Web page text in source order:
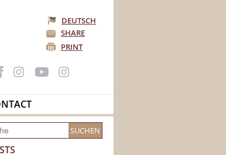
DEUTSCH
SHARE
PRINT